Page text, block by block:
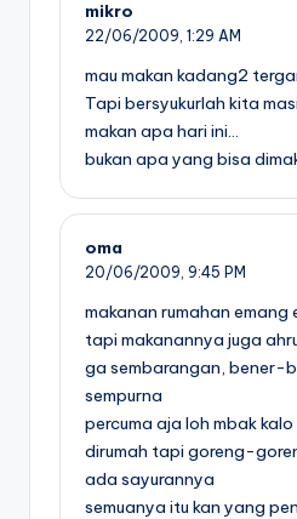
mikro
22/06/2009, 1:29 AM
mau makan kadang2
Tapi bersyukurlah kita
makan apa hari ini…
bukan apa yang bisa
oma
20/06/2009, 9:45 PM
makanan rumahan emang
tapi makanannya juga
ga sembarangan, bener-
sempurna
percuma aja loh mbak
dirumah tapi goreng-
ada sayurannya
semuanya itu kan yang